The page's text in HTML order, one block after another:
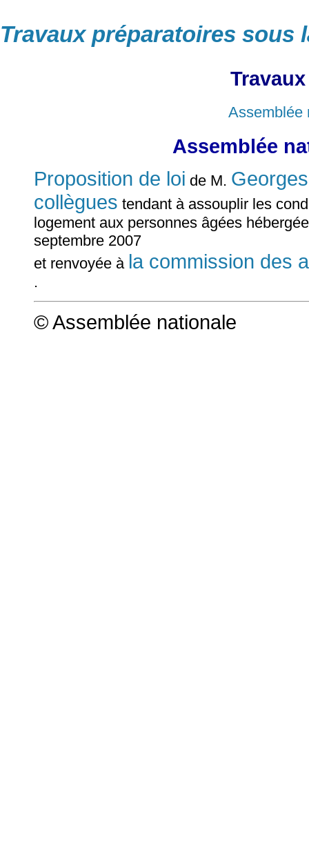
Travaux préparatoires sous
Assemblée
Assemblée
Proposition de loi de M.
collègues tendant à assouplir les
logement aux personnes âgées
septembre 2007
et renvoyée à la commission des
.
© Assemblée nationale